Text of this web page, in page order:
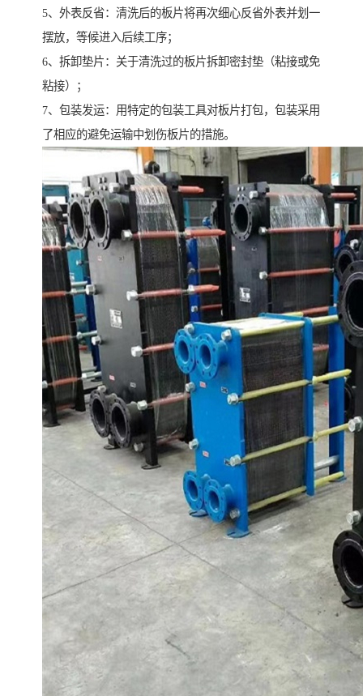
5、外表反省：清洗后的板片将再次细心反省外表并划一
摆放，等候进入后续工序；
6、拆卸垫片：关于清洗过的板片拆卸密封垫（粘接或免
粘接）；
7、包装发运：用特定的包装工具对板片打包，包装采用
了相应的避免运输中划伤板片的措施。